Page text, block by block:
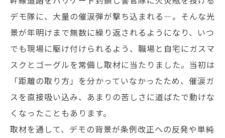
デモ隊に、大量の催涙弾が撃ち込まれる―。そんな光
景が年明けまで無数に繰り返されるようになり、いつ
でも現場に駆け付けられるよう、職場と自宅にガスマ
スクとゴーグルを常備し取材に当たりました。当初は
「距離の取り方」を分かっていなかったため、催涙ガ
スを直接吸い込み、あまりの苦しさに道ばたで動けな
くなったこともあります。
取材を通して、デモの背景が条例改正への反発や単純